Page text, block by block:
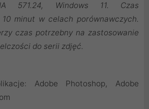
571.24, Windows 11. Czas
minut w celach porównawczych.
czas potrzebny na zastosowanie
do serii zdjęć.
Adobe Photoshop, Adobe